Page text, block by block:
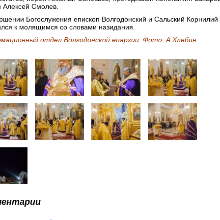
Алексей Смолев.
Богослужения епископ Волгодонский и Сальский Корнилий
к молящимся со словами назидания.
отдел Волгодонской епархии. Фото: А.Хлебин